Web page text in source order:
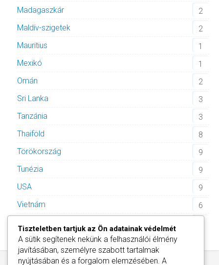
Madagaszkár
2
Maldív-szigetek
2
Mauritius
1
Mexikó
1
Omán
2
Sri Lanka
3
Tanzánia
3
Thaiföld
8
Törökország
9
Tunézia
9
USA
9
Vietnám
6
Tiszteletben tartjuk az Ön adatainak védelmét
A sütik segítenek nekünk a felhasználói élmény
javításában, személyre szabott tartalmak
nyújtásában és a forgalom elemzésében. A